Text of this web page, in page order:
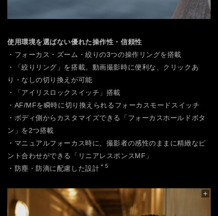
使用環境を選ばない優れた操作性・信頼性
・フォーカス・ズーム・絞りの3つの操作リングを搭載
・「絞りリング」を搭載。動画撮影時に便利な、クリックあ
り・なしの切り換えが可能
・「アイリスロックスイッチ」搭載
・AF/MFを瞬時に切り換えられるフォーカスモードスイッチ
・ボディ側からカスタマイズできる「フォーカスホールドボタ
ン」を2つ搭載
・マニュアルフォーカス時に、撮影者の感性のままに精緻なピ
ント合わせができる「リニアレスポンスMF」
・防塵・防滴に配慮した設計 ＊5